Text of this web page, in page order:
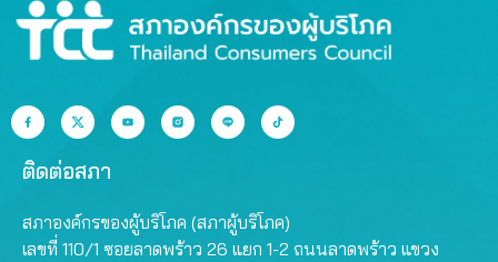
ติดต่อสภา
สภาองค์กรของผู้บริโภค (สภาผู้บริโภค)
เลขที่ 110/1 ซอยลาดพร้าว 26 แยก 1-2 ถนนลาดพร้าว แขวง